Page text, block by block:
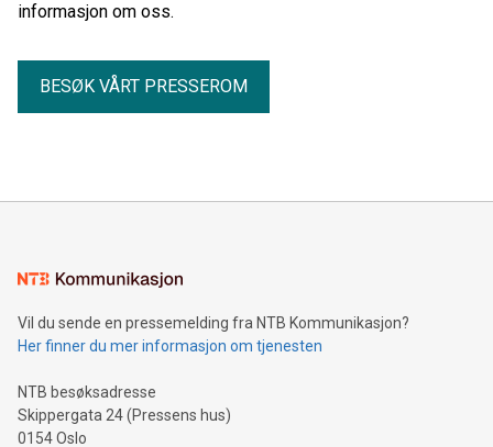
informasjon om oss.
BESØK VÅRT PRESSEROM
Vil du sende en pressemelding fra NTB Kommunikasjon?
Her finner du mer informasjon om tjenesten
NTB besøksadresse
Skippergata 24 (Pressens hus)
0154 Oslo